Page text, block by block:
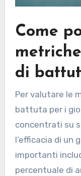
Come
di
Per valutare le
battuta per i
concentrati su
l’efficacia di un
importanti
percentuale di